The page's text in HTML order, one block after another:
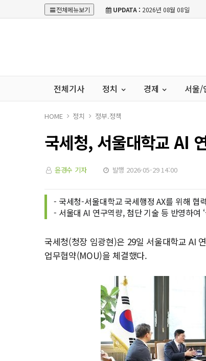
전체메뉴보기 UPDATA : 2026년 08월 08일
전체기사 정치 경제 서울/
HOME 정치 정부.정책
국세청, 서울대학교 AI
윤경수 기자 발행 2026-05-29 14:00
- 국세청-서울대학교 국세행정 AX를 위해 협력
- 서울대 AI 연구역량, 첨단 기술 등 반영하여
국세청(청장 임광현)은 29일 서울대학교 AI
업무협약(MOU)을 체결했다.